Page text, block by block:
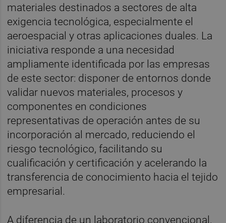
materiales destinados a sectores de alta
exigencia tecnológica, especialmente el
aeroespacial y otras aplicaciones duales. La
iniciativa responde a una necesidad
ampliamente identificada por las empresas
de este sector: disponer de entornos donde
validar nuevos materiales, procesos y
componentes en condiciones
representativas de operación antes de su
incorporación al mercado, reduciendo el
riesgo tecnológico, facilitando su
cualificación y certificación y acelerando la
transferencia de conocimiento hacia el tejido
empresarial.
A diferencia de un laboratorio convencional,